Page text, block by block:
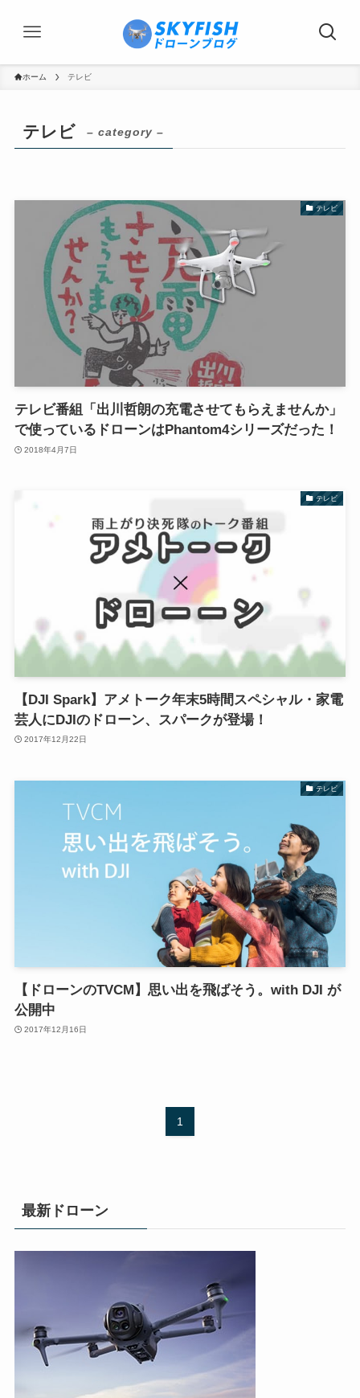
ホーム テレビ
テレビ – category –
テレビ
テレビ番組「出川哲朗の充電させてもらえませんか」
で使っているドローンはPhantom4シリーズだった！
2018年4月7日
テレビ
【DJI Spark】アメトーク年末5時間スペシャル・家電
芸人にDJIのドローン、スパークが登場！
2017年12月22日
テレビ
【ドローンのTVCM】思い出を飛ばそう。with DJI が
公開中
2017年12月16日
1
最新ドローン